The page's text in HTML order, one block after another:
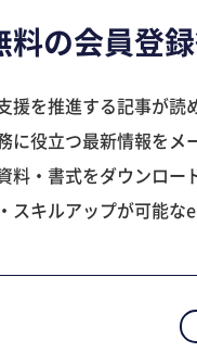
の会員登
援を推進する記事が読
に役立つ最新情報をメ
料・書式をダウンロー
スキルアップが可能